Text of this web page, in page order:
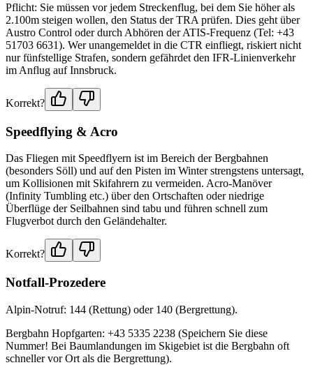
Pflicht: Sie müssen vor jedem Streckenflug, bei dem Sie höher als
2.100m steigen wollen, den Status der TRA prüfen. Dies geht über
Austro Control oder durch Abhören der ATIS-Frequenz (Tel: +43
51703 6631). Wer unangemeldet in die CTR einfliegt, riskiert nicht
nur fünfstellige Strafen, sondern gefährdet den IFR-Linienverkehr
im Anflug auf Innsbruck.
Korrekt?
Speedflying & Acro
Das Fliegen mit Speedflyern ist im Bereich der Bergbahnen
(besonders Söll) und auf den Pisten im Winter strengstens untersagt,
um Kollisionen mit Skifahrern zu vermeiden. Acro-Manöver
(Infinity Tumbling etc.) über den Ortschaften oder niedrige
Überflüge der Seilbahnen sind tabu und führen schnell zum
Flugverbot durch den Geländehalter.
Korrekt?
Notfall-Prozedere
Alpin-Notruf: 144 (Rettung) oder 140 (Bergrettung).
Bergbahn Hopfgarten: +43 5335 2238 (Speichern Sie diese
Nummer! Bei Baumlandungen im Skigebiet ist die Bergbahn oft
schneller vor Ort als die Bergrettung).